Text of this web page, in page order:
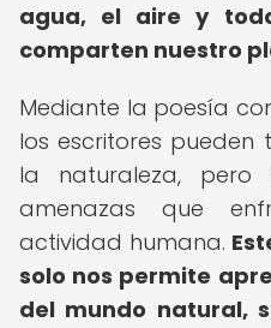
agua, el aire y
comparten nuestro
Mediante la poesía
los escritores pueden
la naturaleza, pero
amenazas que
actividad humana.
solo nos permite
del mundo natural,